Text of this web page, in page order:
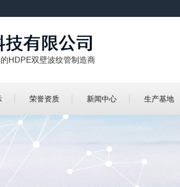
HDPE双壁波纹管制造商
荣誉资质 新闻中心 生产基地